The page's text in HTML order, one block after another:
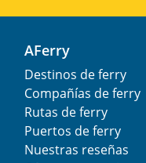
AFerry
Destinos de ferry
Compañías de ferry
Rutas de ferry
Puertos de ferry
Nuestras reseñas